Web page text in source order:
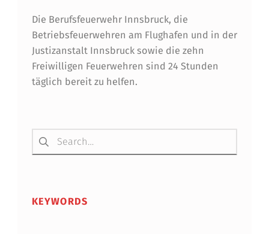
Die Berufsfeuerwehr Innsbruck, die
Betriebsfeuerwehren am Flughafen und in der
Justizanstalt Innsbruck sowie die zehn
Freiwilligen Feuerwehren sind 24 Stunden
täglich bereit zu helfen.
Suchen nach:
KEYWORDS